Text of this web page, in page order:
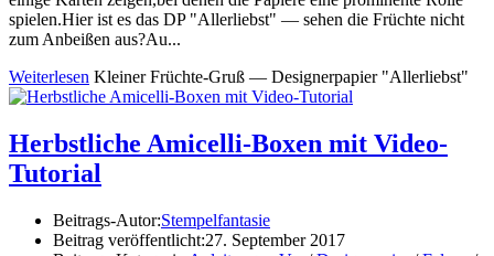
spielen.Hier ist es das DP "Allerliebst" — sehen die Früchte nicht
zum Anbeißen aus?Au...
Weiterlesen Kleiner Früchte-Gruß — Designerpapier "Allerliebst"
Herbstliche Amicelli-Boxen mit Video-
Tutorial
Beitrags-Autor:Stempelfantasie
Beitrag veröffentlicht:27. September 2017